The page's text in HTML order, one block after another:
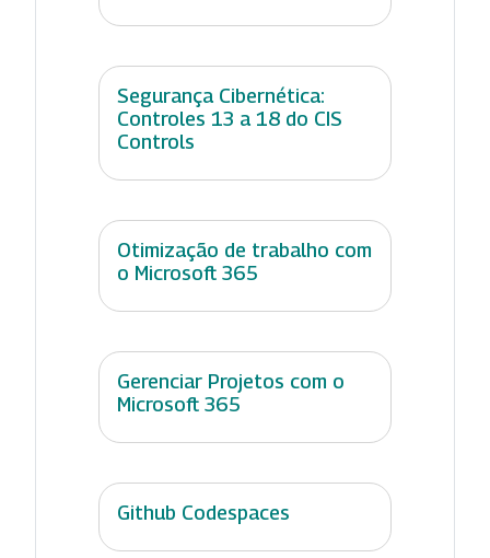
Segurança Cibernética:
Controles 13 a 18 do CIS
Controls
Otimização de trabalho com
o Microsoft 365
Gerenciar Projetos com o
Microsoft 365
Github Codespaces